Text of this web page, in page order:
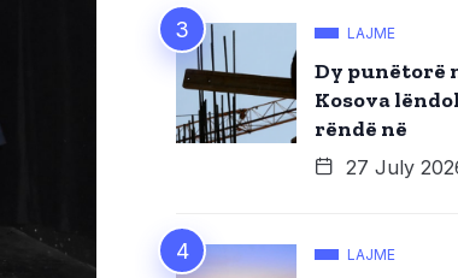
LAJME
Dy punëtorë
Kosova
rëndë në
27 July
LAJME